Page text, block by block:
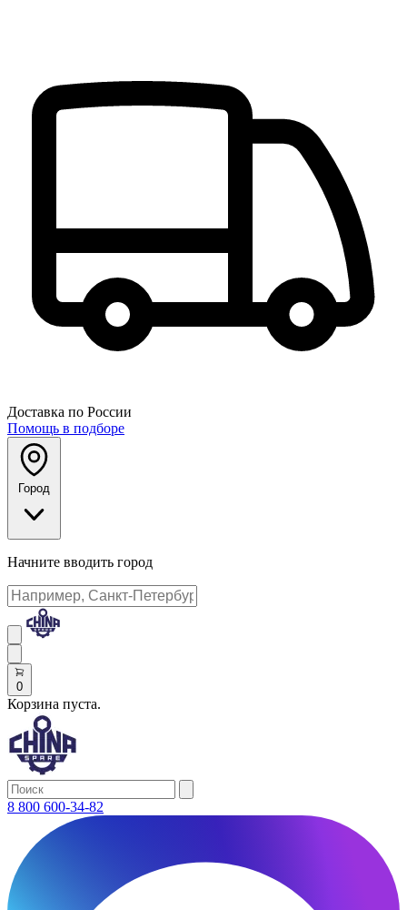
Доставка по России
Помощь в подборе
Город
Начните вводить город
0
Корзина пуста.
8 800 600-34-82